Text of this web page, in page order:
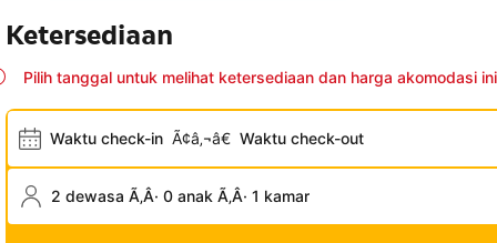
Ketersediaan
Pilih tanggal untuk melihat ketersediaan dan harga akomodasi ini
Waktu check-in Ã¢â‚¬â€ Waktu check-out
2 dewasa Ã‚Â· 0 anak Ã‚Â· 1 kamar